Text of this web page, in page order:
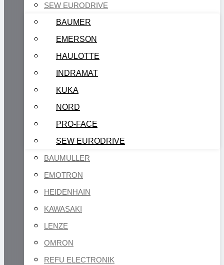
SEW EURODRIVE
BAUMER
EMERSON
HAULOTTE
INDRAMAT
KUKA
NORD
PRO-FACE
SEW EURODRIVE
BAUMULLER
EMOTRON
HEIDENHAIN
KAWASAKI
LENZE
OMRON
REFU ELECTRONIK